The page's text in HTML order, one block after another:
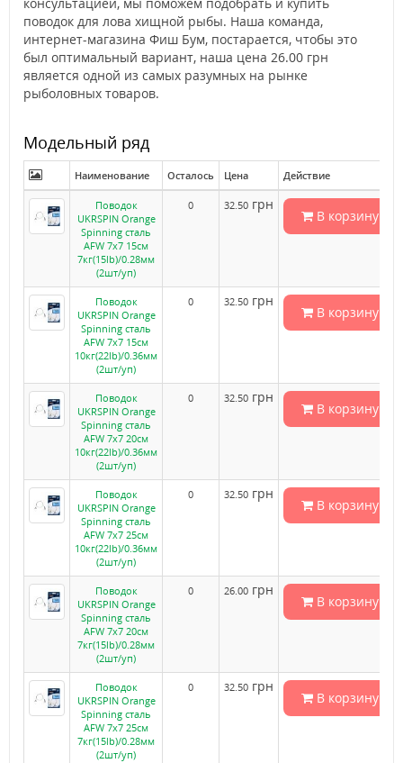
поводок для лова хищной рыбы. Наша команда,
интернет-магазина Фиш Бум, постарается, чтобы это
был оптимальный вариант, наша цена 26.00 грн
является одной из самых разумных на рынке
рыболовных товаров.
Модельный ряд
Наименование Осталось Цена Действие
Поводок
UKRSPIN Orange
Spinning сталь
AFW 7x7 15см
7кг(15lb)/0.28мм
(2шт/уп)
0 32.50 грн
В корзину
Поводок
UKRSPIN Orange
Spinning сталь
AFW 7x7 15см
10кг(22lb)/0.36мм
(2шт/уп)
0 32.50 грн
В корзину
Поводок
UKRSPIN Orange
Spinning сталь
AFW 7x7 20см
10кг(22lb)/0.36мм
(2шт/уп)
0 32.50 грн
В корзину
Поводок
UKRSPIN Orange
Spinning сталь
AFW 7x7 25см
10кг(22lb)/0.36мм
(2шт/уп)
0 32.50 грн
В корзину
Поводок
UKRSPIN Orange
Spinning сталь
AFW 7x7 20см
7кг(15lb)/0.28мм
(2шт/уп)
0 26.00 грн
В корзину
Поводок
UKRSPIN Orange
Spinning сталь
AFW 7x7 25см
7кг(15lb)/0.28мм
(2шт/уп)
0 32.50 грн
В корзину